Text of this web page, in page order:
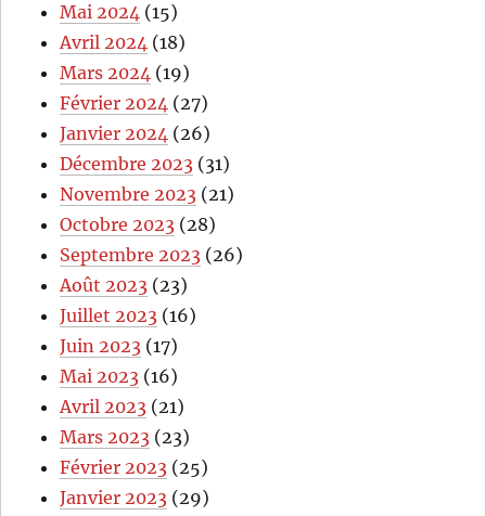
Mai 2024 (15)
Avril 2024 (18)
Mars 2024 (19)
Février 2024 (27)
Janvier 2024 (26)
Décembre 2023 (31)
Novembre 2023 (21)
Octobre 2023 (28)
Septembre 2023 (26)
Août 2023 (23)
Juillet 2023 (16)
Juin 2023 (17)
Mai 2023 (16)
Avril 2023 (21)
Mars 2023 (23)
Février 2023 (25)
Janvier 2023 (29)